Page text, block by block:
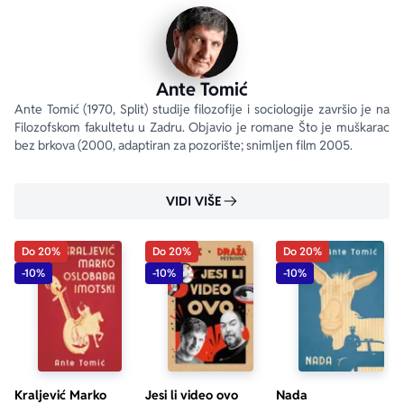
Ante Tomić
Ante Tomić (1970, Split) studije filozofije i sociologije završio je na
Filozofskom fakultetu u Zadru. Objavio je romane Što je muškarac
bez brkova (2000, adaptiran za pozorište; snimljen film 2005.
VIDI VIŠE
Do 20%
-10%
Kraljević Marko
Do 20%
-10%
Jesi li video ovo
Do 20%
-10%
Nada